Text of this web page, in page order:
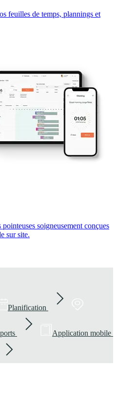
feuilles de temps, plannings et
soigneusement conçues
sur site.
Planification
Application mobile